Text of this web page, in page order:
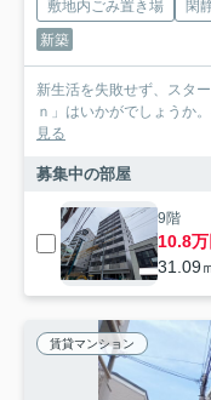
敷地内ごみ置き場 閑
新築
新生活を失敗せず、スタ
ｎ」はいかがでしょうか
見る
募集中の部屋
9階
10.8万
31.09
賃貸マンション